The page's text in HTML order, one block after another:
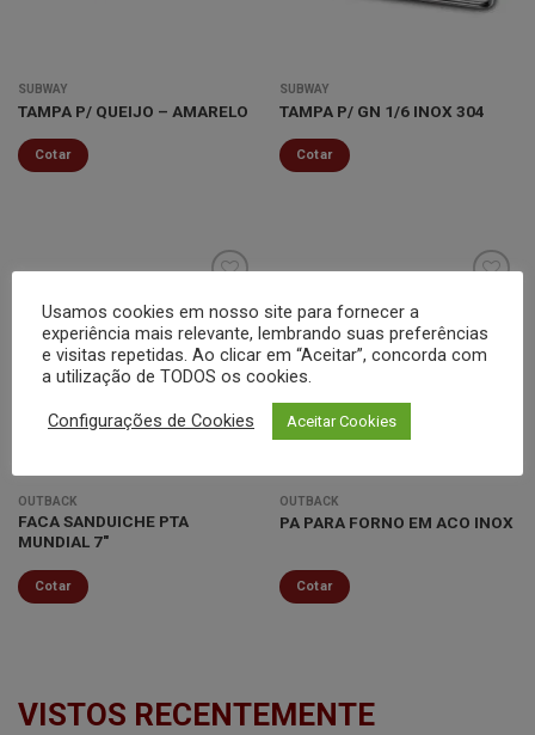
SUBWAY
TAMPA P/ QUEIJO – AMARELO
Cotar
SUBWAY
TAMPA P/ GN 1/6 INOX 304
Cotar
Minha
lista de
OUTBACK
FACA SANDUICHE PTA
MUNDIAL 7″
Cotar
Minha
OUTBACK
PA PARA FORNO EM ACO INOX
Cotar
VISTOS RECENTEMENTE
Usamos cookies em nosso site para fornecer a
experiência mais relevante, lembrando suas preferências
e visitas repetidas. Ao clicar em “Aceitar”, concorda com
a utilização de TODOS os cookies.
Configurações de Cookies Aceitar Cookies